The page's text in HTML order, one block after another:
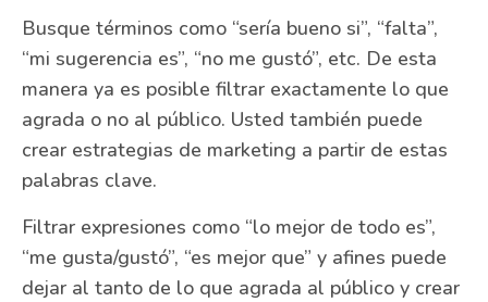
Busque términos como “sería bueno si”, “falta”,
“mi sugerencia es”, “no me gustó”, etc. De esta
manera ya es posible filtrar exactamente lo que
agrada o no al público. Usted también puede
crear estrategias de marketing a partir de estas
palabras clave.
Filtrar expresiones como “lo mejor de todo es”,
“me gusta/gustó”, “es mejor que” y afines puede
dejar al tanto de lo que agrada al público y crear